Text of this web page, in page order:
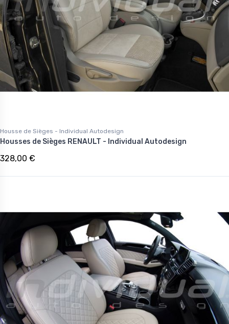
Housse de Sièges - Individual Autodesign
Housses de Sièges RENAULT - Individual Autodesign
328,00 €